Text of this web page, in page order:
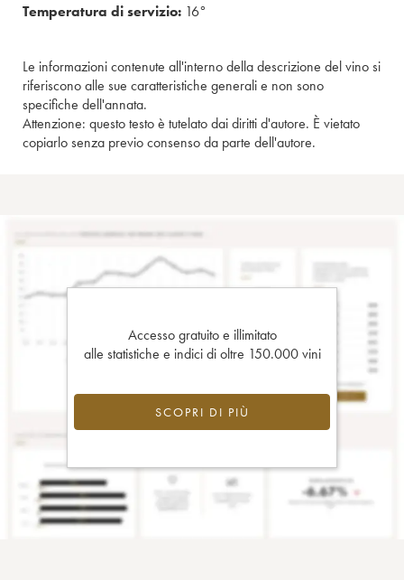
Temperatura di servizio: 16°
Le informazioni contenute all'interno della descrizione del vino si
riferiscono alle sue caratteristiche generali e non sono
specifiche dell'annata.
Attenzione: questo testo è tutelato dai diritti d'autore. È vietato
copiarlo senza previo consenso da parte dell'autore.
Accesso gratuito e illimitato
alle statistiche e indici di oltre 150.000 vini
SCOPRI DI PIÙ